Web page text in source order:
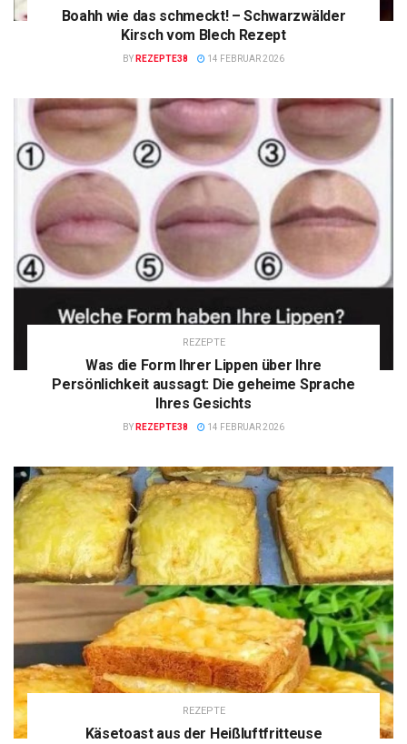
Boahh wie das schmeckt! – Schwarzwälder
Kirsch vom Blech Rezept
BY REZEPTE38 14 FEBRUAR 2026
REZEPTE
Was die Form Ihrer Lippen über Ihre
Persönlichkeit aussagt: Die geheime Sprache
Ihres Gesichts
BY REZEPTE38 14 FEBRUAR 2026
REZEPTE
Käsetoast aus der Heißluftfritteuse